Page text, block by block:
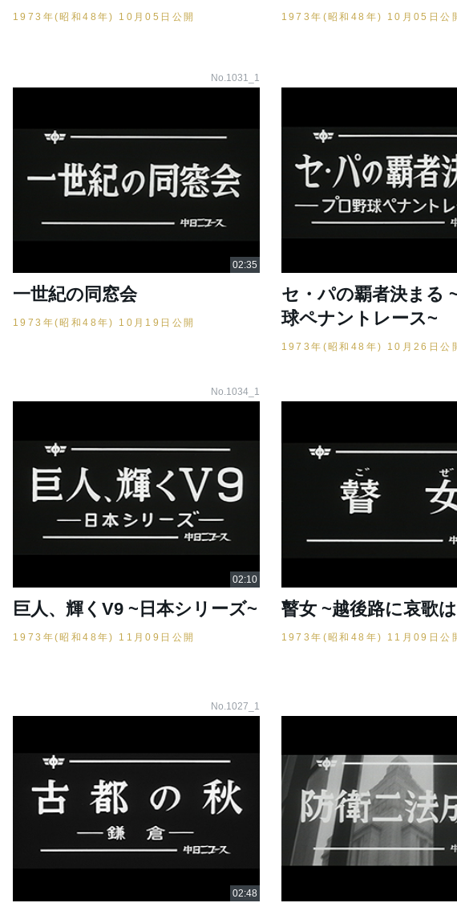
1973年(昭和48年) 10月05日公開 1973年(昭和48年) 10月05日公
No.1031_1
一世紀の同窓会
1973年(昭和48年) 10月19日公開
セ・パの覇者決まる
球ペナントレース~
1973年(昭和48年) 10月26日公
No.1034_1
巨人、輝くV9 ~日本シリーズ~
1973年(昭和48年) 11月09日公開
瞽女 ~越後路に哀歌
1973年(昭和48年) 11月09日公
No.1027_1